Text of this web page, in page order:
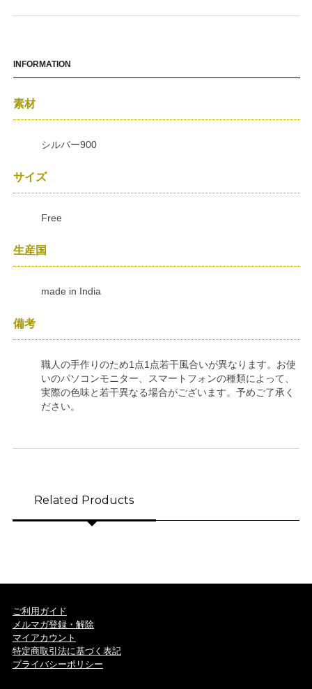
INFORMATION
素材
シルバー900
サイズ
Free
生産国
made in India
備考
職人の手作りのため1点1点若干風合いが異なります。お使
いのパソコンモニター、スマートフォンの種類によって、
実際の色味と若干異なる場合がございます。予めご了承く
ださい。
Related Products
ご利用ガイド
メルマガ登録・解除
マイアカウント
特定商取引法に基づく表記
プライバシーポリシー